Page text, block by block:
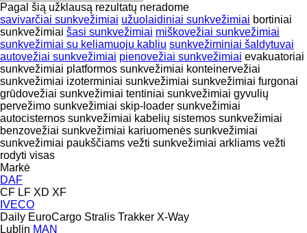
Pagal šią užklausą rezultatų neradome
savivarčiai sunkvežimiai užuolaidiniai sunkvežimiai bortiniai
sunkvežimiai šasi sunkvežimiai miškovežiai sunkvežimiai
sunkvežimiai su keliamuoju kabliu sunkvežiminiai šaldytuvai
autovežiai sunkvežimiai pienovežiai sunkvežimiai evakuatoriai
sunkvežimiai platformos sunkvežimiai konteinervežiai
sunkvežimiai izoterminiai sunkvežimiai sunkvežimiai furgonai
grūdovežiai sunkvežimiai tentiniai sunkvežimiai gyvulių
pervežimo sunkvežimiai skip-loader sunkvežimiai
autocisternos sunkvežimiai kabelių sistemos sunkvežimiai
benzovežiai sunkvežimiai kariuomenės sunkvežimiai
sunkvežimiai paukščiams vežti sunkvežimiai arkliams vežti
rodyti visas
Markė
DAF
CF LF XD XF
IVECO
Daily EuroCargo Stralis Trakker X-Way
Lublin MAN